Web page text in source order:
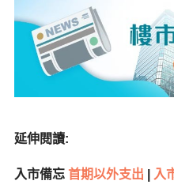
延伸閱讀:
入市備忘 首期以外支出 入